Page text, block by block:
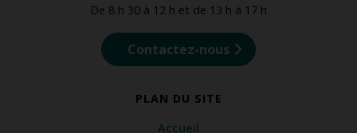
De 8 h 30 à 12 h et de 13 h à 17 h
Contactez-nous
PLAN DU SITE
Accueil